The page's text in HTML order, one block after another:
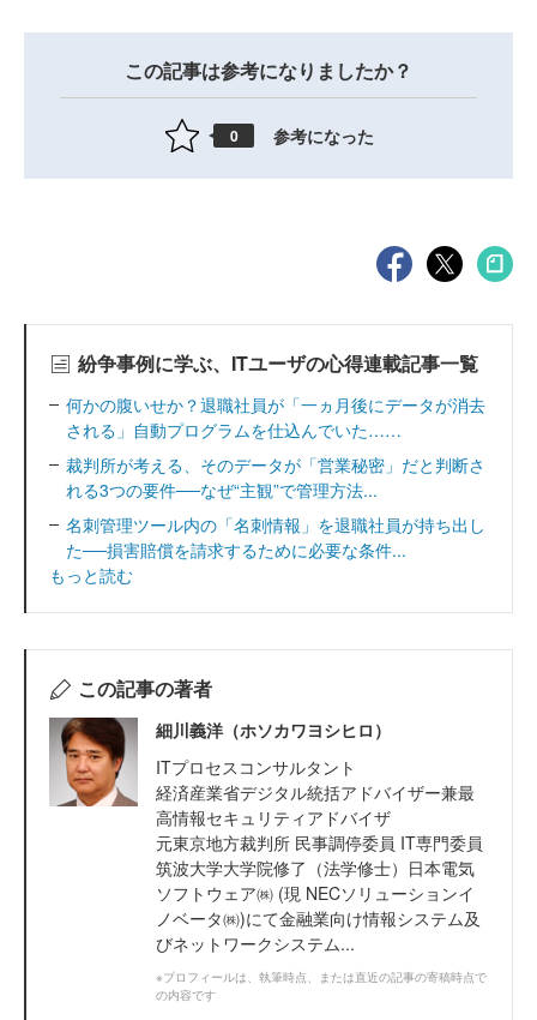
この記事は参考になりましたか？
0 参考になった
紛争事例に学ぶ、ITユーザの心得連載記事一覧
何かの腹いせか？退職社員が「一ヵ月後にデータが消去
される」自動プログラムを仕込んでいた……
裁判所が考える、そのデータが「営業秘密」だと判断さ
れる3つの要件──なぜ“主観”で管理方法...
名刺管理ツール内の「名刺情報」を退職社員が持ち出し
た──損害賠償を請求するために必要な条件...
もっと読む
この記事の著者
細川義洋（ホソカワヨシヒロ）
ITプロセスコンサルタント
経済産業省デジタル統括アドバイザー兼最
高情報セキュリティアドバイザ
元東京地方裁判所 民事調停委員 IT専門委員
筑波大学大学院修了（法学修士）日本電気
ソフトウェア㈱ (現 NECソリューションイ
ノベータ㈱)にて金融業向け情報システム及
びネットワークシステム...
※プロフィールは、執筆時点、または直近の記事の寄稿時点で
の内容です